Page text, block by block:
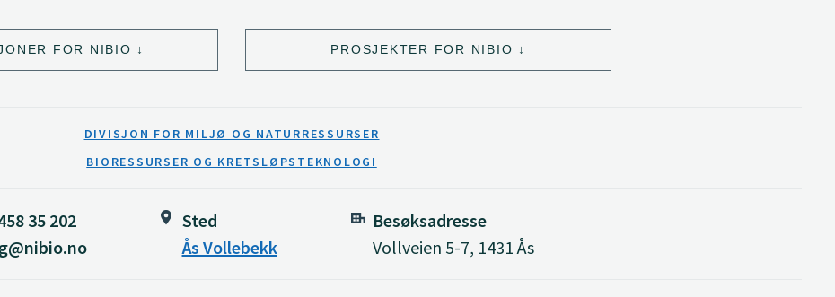
FOR NIBIO PROSJEKTER FOR NIBIO
DIVISJON FOR MILJØ OG NATURRESSURSER
BIORESSURSER OG KRETSLØPSTEKNOLOGI
35 202
Sted
Ås Vollebekk
Besøksadresse
Vollveien 5-7, 1431 Ås